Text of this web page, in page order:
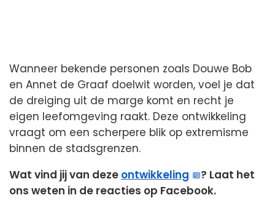
Wanneer bekende personen zoals Douwe Bob
en Annet de Graaf doelwit worden, voel je dat
de dreiging uit de marge komt en recht je
eigen leefomgeving raakt. Deze ontwikkeling
vraagt om een scherpere blik op extremisme
binnen de stadsgrenzen.
Wat vind jij van deze ontwikkeling
? Laat het
ons weten in de reacties op Facebook.